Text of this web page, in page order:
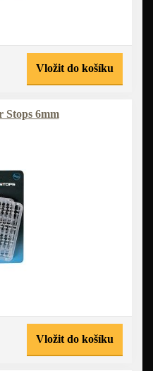
Vložit do košíku
Stops 6mm
Vložit do košíku